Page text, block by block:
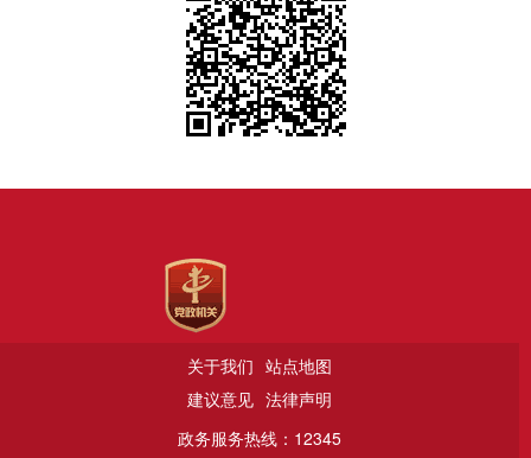
关于我们 站点地图
建议意见 法律声明
政务服务热线：12345